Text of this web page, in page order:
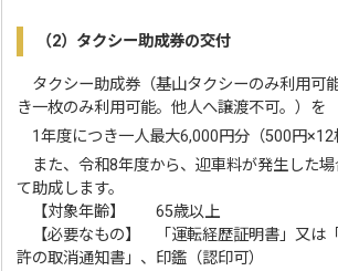
（2）タクシー助成券の交付
タクシー助成券（基山タクシーのみ利用可
き一枚のみ利用可能。他人へ譲渡不可。）を
1年度につき一人最大6,000円分（500円×12
また、令和8年度から、迎車料が発生した
て助成します。
【対象年齢】 65歳以上
【必要なもの】 「運転経歴証明書」又は
許の取消通知書」、印鑑（認印可）